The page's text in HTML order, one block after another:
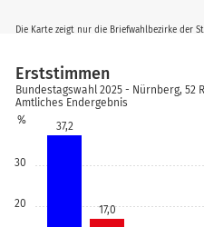
Die Karte zeigt nur die Briefwahlbezirke der
20
30
%
37,2
17,0
Erststimmen
Bundestagswahl 2025 - Nürnberg, 52
Amtliches Endergebnis